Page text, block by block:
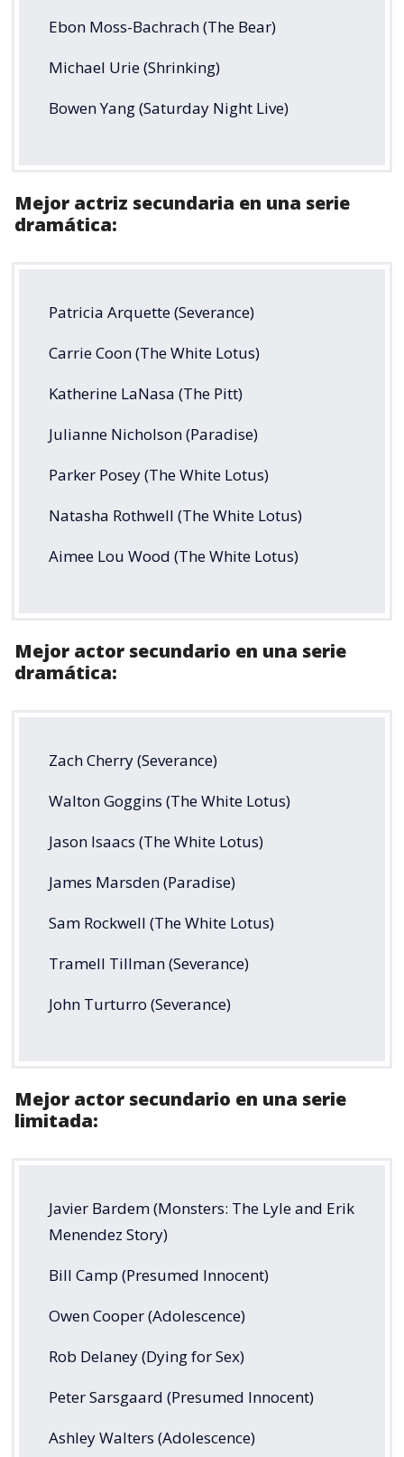
Ebon Moss-Bachrach (The Bear)
Michael Urie (Shrinking)
Bowen Yang (Saturday Night Live)
Mejor actriz secundaria en una serie
dramática:
Patricia Arquette (Severance)
Carrie Coon (The White Lotus)
Katherine LaNasa (The Pitt)
Julianne Nicholson (Paradise)
Parker Posey (The White Lotus)
Natasha Rothwell (The White Lotus)
Aimee Lou Wood (The White Lotus)
Mejor actor secundario en una serie
dramática:
Zach Cherry (Severance)
Walton Goggins (The White Lotus)
Jason Isaacs (The White Lotus)
James Marsden (Paradise)
Sam Rockwell (The White Lotus)
Tramell Tillman (Severance)
John Turturro (Severance)
Mejor actor secundario en una serie
limitada:
Javier Bardem (Monsters: The Lyle and Erik
Menendez Story)
Bill Camp (Presumed Innocent)
Owen Cooper (Adolescence)
Rob Delaney (Dying for Sex)
Peter Sarsgaard (Presumed Innocent)
Ashley Walters (Adolescence)